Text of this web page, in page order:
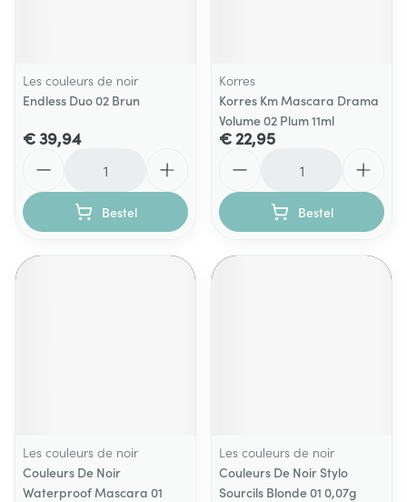
Les couleurs de noir
Endless Duo 02 Brun
€ 39,94
Bestel
Korres
Korres Km Mascara Drama
Volume 02 Plum 11ml
€ 22,95
Bestel
Les couleurs de noir
Couleurs De Noir
Waterproof Mascara 01
Les couleurs de noir
Couleurs De Noir Stylo
Sourcils Blonde 01 0,07g